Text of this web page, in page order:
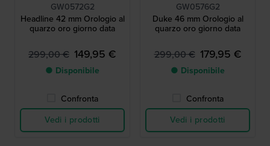
GW0572G2
Headline 42 mm Orologio al
quarzo oro giorno data
299,00 € 149,95 €
● Disponibile
Confronta
Vedi i prodotti
GW0576G2
Duke 46 mm Orologio al
quarzo oro giorno data
299,00 € 179,95 €
● Disponibile
Confronta
Vedi i prodotti